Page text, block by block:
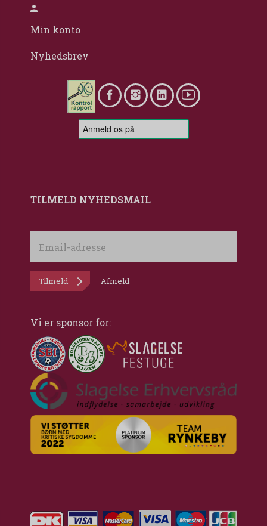
Min konto
Nyhedsbrev
TILMELD NYHEDSMAIL
adresse
Tilmeld Afmeld
Vi er sponsor for: